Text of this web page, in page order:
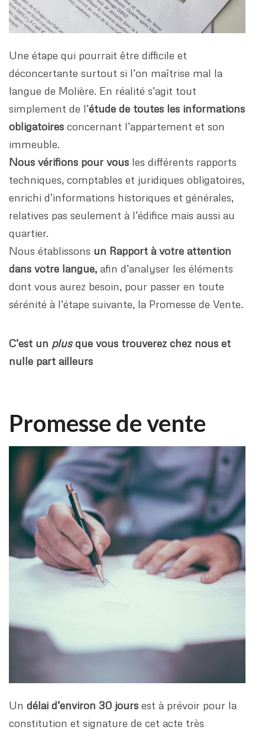
Une étape qui pourrait être difficile et
déconcertante surtout si l’on maîtrise mal la
langue de Molière. En réalité s’agit tout
simplement de l’étude de toutes les informations
obligatoires concernant l’appartement et son
immeuble.
Nous vérifions pour vous les différents rapports
techniques, comptables et juridiques obligatoires,
enrichi d’informations historiques et générales,
relatives pas seulement à l’édifice mais aussi au
quartier.
Nous établissons un Rapport à votre attention
dans votre langue, afin d’analyser les éléments
dont vous aurez besoin, pour passer en toute
sérénité à l’étape suivante, la Promesse de Vente.
C’est un plusque vous trouverez chez nous et
nulle part ailleurs
Promesse de vente
Un délai d’environ 30 jours est à prévoir pour la
constitution et signature de cet acte très